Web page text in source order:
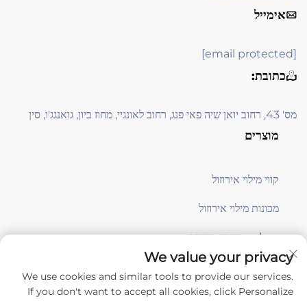
אימייל
[email protected]
כתובת:
מס' 43, רחוב יואן שיה פאי פנג, רחוב לאונגיי, מחוז ביון, גואנגג'ו, סין
מוצרים
קווי מילוי אירוזול
מכונות מילוי אירוזול
معدات תמיכה בייצור
הירשמו
We value your privacy
We use cookies and similar tools to provide our services.
If you don't want to accept all cookies, click Personalize